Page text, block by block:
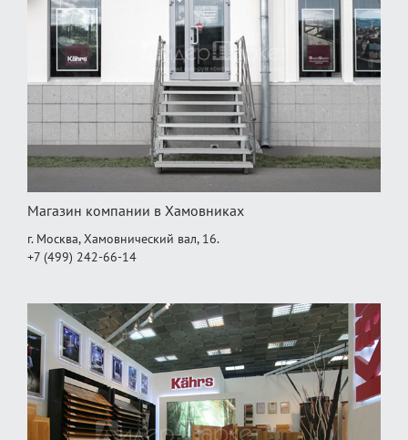
Магазин компании в Хамовниках
г. Москва, Хамовнический вал, 16.
+7 (499) 242-66-14